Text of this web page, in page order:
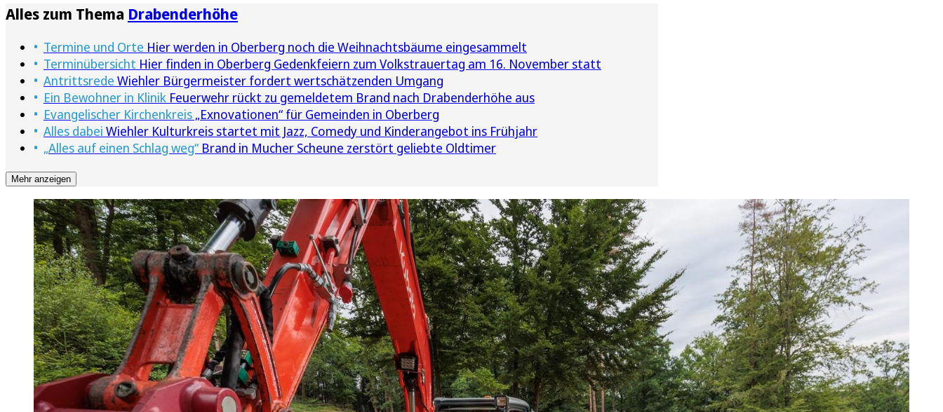
Alles zum Thema Drabenderhöhe
Termine und Orte Hier werden in Oberberg noch die Weihnachtsbäume eingesammelt
Terminübersicht Hier finden in Oberberg Gedenkfeiern zum Volkstrauertag am 16. November statt
Antrittsrede Wiehler Bürgermeister fordert wertschätzenden Umgang
Ein Bewohner in Klinik Feuerwehr rückt zu gemeldetem Brand nach Drabenderhöhe aus
Evangelischer Kirchenkreis „Exnovationen“ für Gemeinden in Oberberg
Alles dabei Wiehler Kulturkreis startet mit Jazz, Comedy und Kinderangebot ins Frühjahr
„Alles auf einen Schlag weg“ Brand in Mucher Scheune zerstört geliebte Oldtimer
Mehr anzeigen